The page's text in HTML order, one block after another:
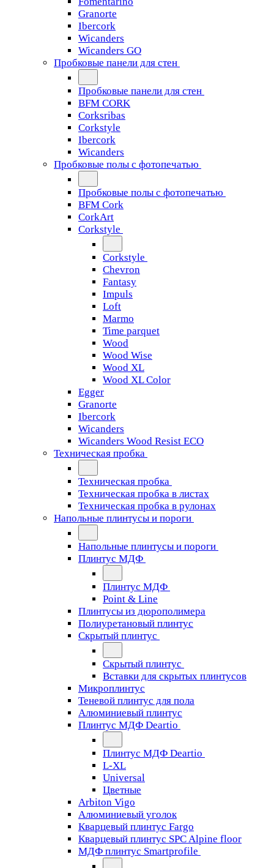
Granorte
Ibercork
Wicanders
Wicanders GO
Пробковые панели для стен
Пробковые панели для стен
BFM CORK
Corksribas
Corkstyle
Ibercork
Wicanders
Пробковые полы с фотопечатью
Пробковые полы с фотопечатью
BFM Cork
CorkArt
Corkstyle
Corkstyle
Chevron
Fantasy
Impuls
Loft
Marmo
Time parquet
Wood
Wood Wise
Wood XL
Wood XL Color
Egger
Granorte
Ibercork
Wicanders
Wicanders Wood Resist ECO
Техническая пробка
Техническая пробка
Техническая пробка в листах
Техническая пробка в рулонах
Напольные плинтусы и пороги
Напольные плинтусы и пороги
Плинтус МДФ
Плинтус МДФ
Point & Line
Плинтусы из дюрополимера
Полиуретановый плинтус
Скрытый плинтус
Скрытый плинтус
Вставки для скрытых плинтусов
Микроплинтус
Теневой плинтус для пола
Алюминиевый плинтус
Плинтус МДФ Deartio
Плинтус МДФ Deartio
L-XL
Universal
Цветные
Arbiton Vigo
Алюминиевый уголок
Кварцевый плинтус Fargo
Кварцевый плинтус SPC Alpine floor
МДФ плинтус Smartprofile